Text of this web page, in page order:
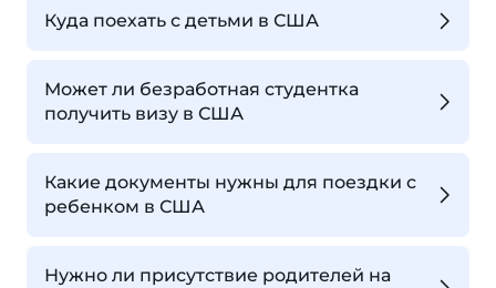
Куда поехать с детьми в США
Может ли безработная студентка
получить визу в США
Какие документы нужны для поездки с
ребенком в США
Нужно ли присутствие родителей на